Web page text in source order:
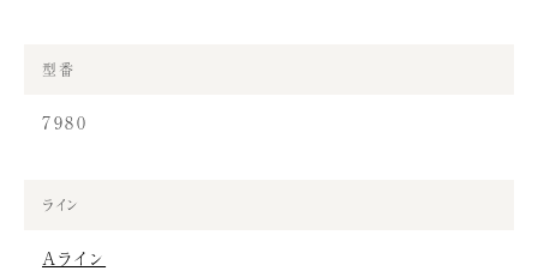
型番
7980
ライン
Aライン